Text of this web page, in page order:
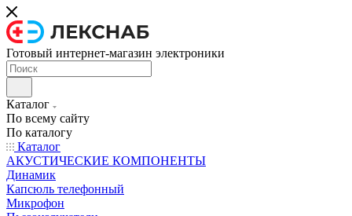
Готовый интернет-магазин электроники
Каталог
По всему сайту
По каталогу
Каталог
АКУСТИЧЕСКИЕ КОМПОНЕНТЫ
Динамик
Капсюль телефонный
Микрофон